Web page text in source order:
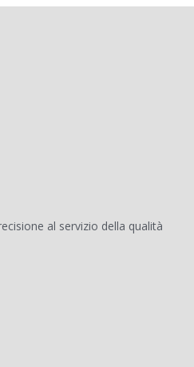
al servizio della qualità